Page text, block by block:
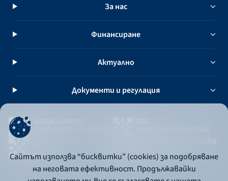
За нас
Финансиране
Актуално
Документи и регулация
Сайтът използва “бисквитки” (cookies) за подобряване
на неговата ефективност. Продължавайки